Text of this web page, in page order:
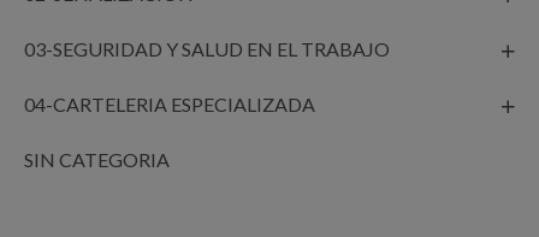
03-SEGURIDAD Y SALUD EN EL TRABAJO
04-CARTELERIA ESPECIALIZADA
SIN CATEGORIA